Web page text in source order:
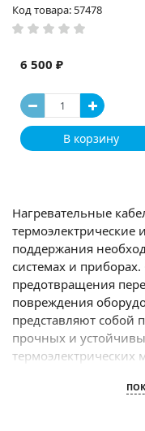
Код товара: 57478
6 500 ₽
В корзину
Нагревательные
термоэлектрические
поддержания
системах и
предотвращения
повреждения
представляют собой
прочных и
термоэлектрических
включая медь,